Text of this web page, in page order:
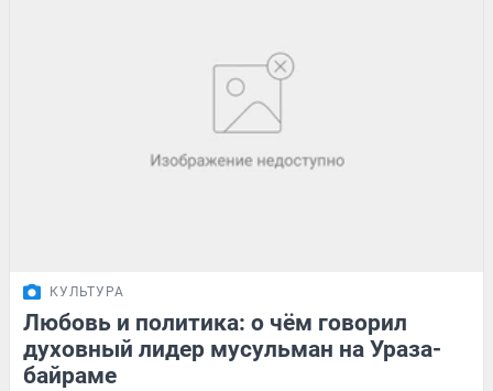
КУЛЬТУРА
Любовь и политика: о чём говорил
духовный лидер мусульман на Ураза-
байраме